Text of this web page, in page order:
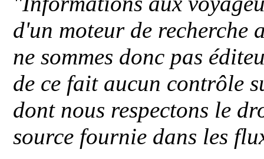
d'un moteur de recherche
ne sommes donc pas
de ce fait aucun contrôle
dont nous respectons le
source fournie dans les